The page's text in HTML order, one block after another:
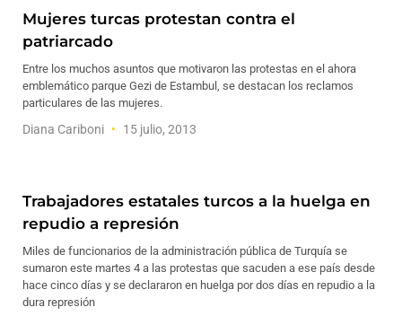
Mujeres turcas protestan contra el
patriarcado
Entre los muchos asuntos que motivaron las protestas en el ahora
emblemático parque Gezi de Estambul, se destacan los reclamos
particulares de las mujeres.
Diana Cariboni 15 julio, 2013
Trabajadores estatales turcos a la huelga en
repudio a represión
Miles de funcionarios de la administración pública de Turquía se
sumaron este martes 4 a las protestas que sacuden a ese país desde
hace cinco días y se declararon en huelga por dos días en repudio a la
dura represión